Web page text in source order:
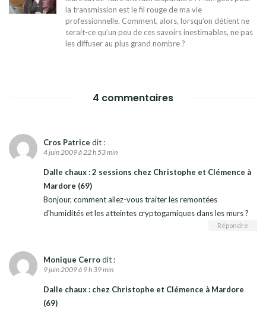
la transmission est le fil rouge de ma vie
professionnelle. Comment, alors, lorsqu’on détient ne
serait-ce qu’un peu de ces savoirs inestimables, ne pas
les diffuser au plus grand nombre ?
4 commentaires
Cros Patrice dit :
4 juin 2009 à 22 h 53 min
Dalle chaux : 2 sessions chez Christophe et Clémence à
Mardore (69)
Bonjour, comment allez-vous traiter les remontées
d'humidités et les atteintes cryptogamiques dans les murs ?
Répondre
Monique Cerrodit :
9 juin 2009 à 9 h 39 min
Dalle chaux : chez Christophe et Clémence à Mardore
(69)